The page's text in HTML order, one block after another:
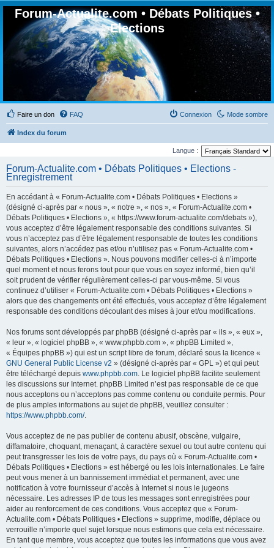
Forum-Actualite.com • Débats Politiques •
Elections
Faire un don Mode sombre
FAQ Connexion
Index du forum
Langue :
Forum-Actualite.com • Débats Politiques • Elections -
Enregistrement
En accédant à « Forum-Actualite.com • Débats Politiques • Elections »
(désigné ci-après par « nous », « notre », « nos », « Forum-Actualite.com •
Débats Politiques • Elections », « https://www.forum-actualite.com/debats »),
vous acceptez d’être légalement responsable des conditions suivantes. Si
vous n’acceptez pas d’être légalement responsable de toutes les conditions
suivantes, alors n’accédez pas et/ou n’utilisez pas « Forum-Actualite.com •
Débats Politiques • Elections ». Nous pouvons modifier celles-ci à n’importe
quel moment et nous ferons tout pour que vous en soyez informé, bien qu’il
soit prudent de vérifier régulièrement celles-ci par vous-même. Si vous
continuez d’utiliser « Forum-Actualite.com • Débats Politiques • Elections »
alors que des changements ont été effectués, vous acceptez d’être légalement
responsable des conditions découlant des mises à jour et/ou modifications.
Nos forums sont développés par phpBB (désigné ci-après par « ils », « eux »,
« leur », « logiciel phpBB », « www.phpbb.com », « phpBB Limited »,
« Équipes phpBB ») qui est un script libre de forum, déclaré sous la licence «
GNU General Public License v2 » (désigné ci-après par « GPL ») et qui peut
être téléchargé depuis www.phpbb.com. Le logiciel phpBB facilite seulement
les discussions sur Internet. phpBB Limited n’est pas responsable de ce que
nous acceptons ou n’acceptons pas comme contenu ou conduite permis. Pour
de plus amples informations au sujet de phpBB, veuillez consulter :
https://www.phpbb.com/.
Vous acceptez de ne pas publier de contenu abusif, obscène, vulgaire,
diffamatoire, choquant, menaçant, à caractère sexuel ou tout autre contenu qui
peut transgresser les lois de votre pays, du pays où « Forum-Actualite.com •
Débats Politiques • Elections » est hébergé ou les lois internationales. Le faire
peut vous mener à un bannissement immédiat et permanent, avec une
notification à votre fournisseur d’accès à Internet si nous le jugeons
nécessaire. Les adresses IP de tous les messages sont enregistrées pour
aider au renforcement de ces conditions. Vous acceptez que « Forum-
Actualite.com • Débats Politiques • Elections » supprime, modifie, déplace ou
verrouille n’importe quel sujet lorsque nous estimons que cela est nécessaire.
En tant que membre, vous acceptez que toutes les informations que vous avez